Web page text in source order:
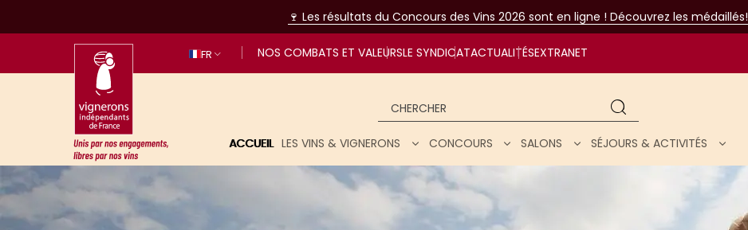
🍷 Les résultats du Concours des Vins 2026 sont en ligne ! Découvrez les médaillés!
FR NOS COMBATS ET VALEURSLE SYNDICATACTUALITÉSEXTRANET
Unis par nos engagements, libres par nos vins
Chercher
ACCUEIL LES VINS & VIGNERONS CONCOURS SALONS SÉJOURS & ACTIVITÉS